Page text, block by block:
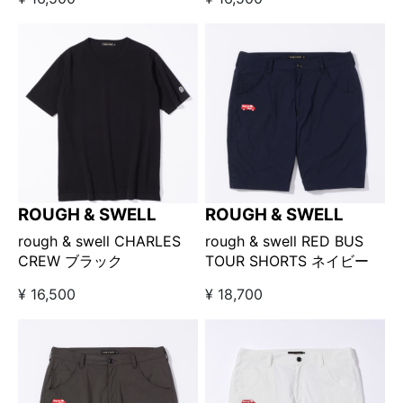
ROUGH & SWELL
rough & swell CHARLES
CREW ブラック
¥ 16,500
ROUGH & SWELL
rough & swell RED BUS
TOUR SHORTS ネイビー
¥ 18,700